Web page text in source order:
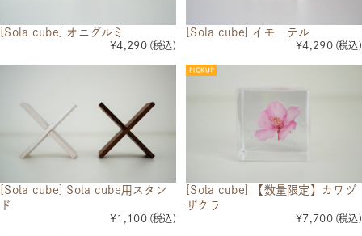
[Sola cube] オニグルミ
¥4,290 (税込)
[Sola cube] イモーテル
¥4,290 (税込)
[Sola cube] Sola cube用スタン
ド
¥1,100 (税込)
[Sola cube] 【数量限定】カワヅ
ザクラ
¥7,700 (税込)